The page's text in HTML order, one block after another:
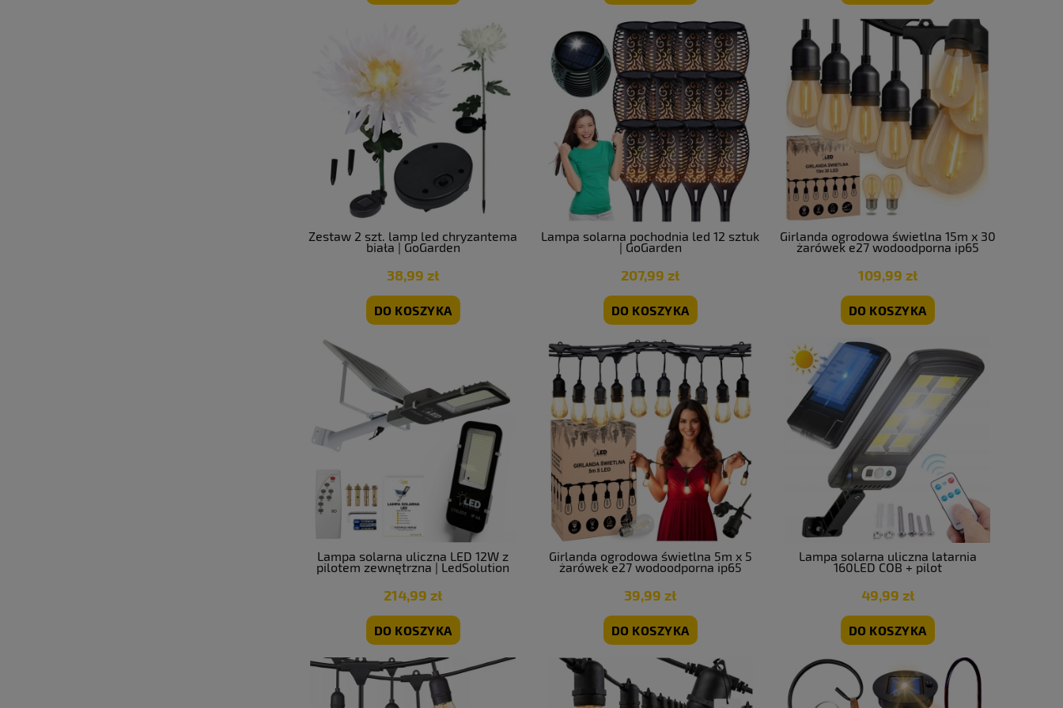
Zestaw 2 szt. lamp led chryzantema
biała | GoGarden
38,99 zł
DO KOSZYKA
Lampa solarna pochodnia led 12 sztuk
| GoGarden
207,99 zł
DO KOSZYKA
Girlanda ogrodowa świetlna 15m x 30
żarówek e27 wodoodporna ip65
109,99 zł
DO KOSZYKA
Lampa solarna uliczna LED 12W z
pilotem zewnętrzna | LedSolution
214,99 zł
DO KOSZYKA
Girlanda ogrodowa świetlna 5m x 5
żarówek e27 wodoodporna ip65
39,99 zł
DO KOSZYKA
Lampa solarna uliczna latarnia
160LED COB + pilot
49,99 zł
DO KOSZYKA